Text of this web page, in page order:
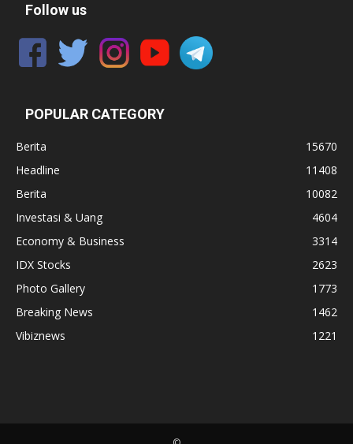
Follow us
POPULAR CATEGORY
Berita
15670
Headline
11408
Berita
10082
Investasi & Uang
4604
Economy & Business
3314
IDX Stocks
2623
Photo Gallery
1773
Breaking News
1462
Vibiznews
1221